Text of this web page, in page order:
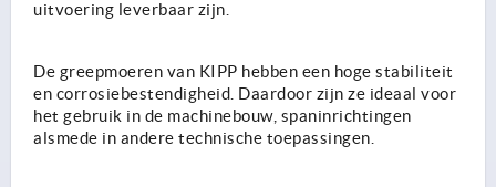
uitvoering leverbaar zijn.
De greepmoeren van KIPP hebben een hoge stabiliteit
en corrosiebestendigheid. Daardoor zijn ze ideaal voor
het gebruik in de machinebouw, spaninrichtingen
alsmede in andere technische toepassingen.